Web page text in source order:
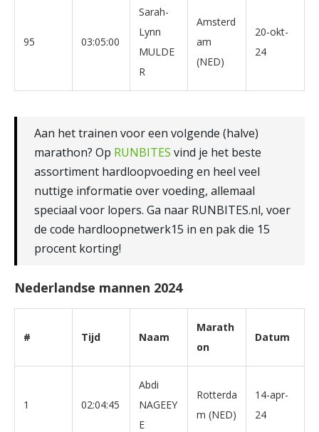
95 03:05:00
Sarah-
Lynn
MULDE
R
Amsterd
am
(NED)
20-okt-
24
Aan het trainen voor een volgende (halve)
marathon? Op RUNBITES vind je het beste
assortiment hardloopvoeding en heel veel
nuttige informatie over voeding, allemaal
speciaal voor lopers. Ga naar RUNBITES.nl, voer
de code hardloopnetwerk15 in en pak die 15
procent korting!
Nederlandse mannen 2024
# Tijd Naam
Marath
on
Datum
1 02:04:45
Abdi
NAGEEY
E
Rotterda
m (NED)
14-apr-
24